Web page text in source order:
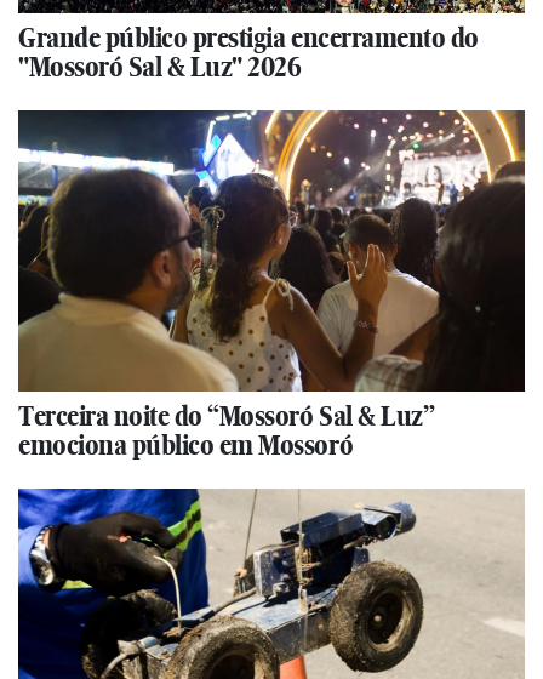
Grande público prestigia encerramento do
"Mossoró Sal & Luz" 2026
Terceira noite do “Mossoró Sal & Luz”
emociona público em Mossoró